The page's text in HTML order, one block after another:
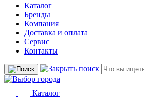
Каталог
Бренды
Компания
Доставка и оплата
Сервис
Контакты
Каталог